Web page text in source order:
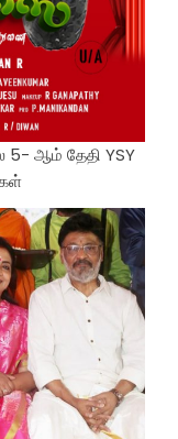
5- ஆம் தேதி YSY